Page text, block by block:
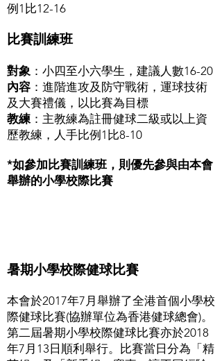
例1比12-16
比賽訓練班
對象 ：小四至小六學生，建議人數16-20
內容 ：進階進攻及防守戰術，運球技術
及大賽禮儀，以比賽為目標
教練：主教練為註冊健球二級或以上資
歷教練，人手比例1比8-10
*如參加比賽訓練班，則優先參與由本會
舉辦的小學校際比賽
暑期小學校際健球比賽
本會於2017年7月舉辦了全港首個小學校
際健球比賽(協辦單位為香港健球總會)。
第二屆暑期小學校際健球比賽亦於2018
年7月13日順利舉行。比賽當日分為「精